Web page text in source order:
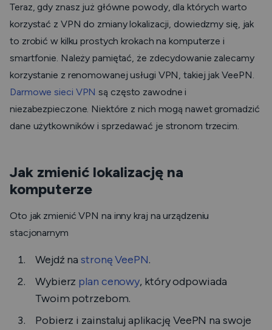
Teraz, gdy znasz już główne powody, dla których warto
korzystać z VPN do zmiany lokalizacji, dowiedzmy się, jak
to zrobić w kilku prostych krokach na komputerze i
smartfonie. Należy pamiętać, że zdecydowanie zalecamy
korzystanie z renomowanej usługi VPN, takiej jak VeePN.
Darmowe sieci VPN są często zawodne i
niezabezpieczone. Niektóre z nich mogą nawet gromadzić
dane użytkowników i sprzedawać je stronom trzecim.
Jak zmienić lokalizację na
komputerze
Oto jak zmienić VPN na inny kraj na urządzeniu
stacjonarnym
Wejdź nastronę VeePN.
Wybierz plan cenowy, który odpowiada
Twoim potrzebom.
Pobierz i zainstaluj aplikację VeePN na swoje